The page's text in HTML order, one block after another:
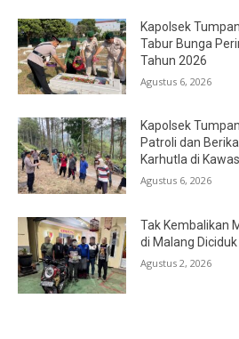
Kapolsek
Tabur Bunga
Tahun 2026
Agustus 6, 2026
Kapolsek
Patroli dan
Karhutla di
Agustus 6, 2026
Tak Kembalikan
di Malang Diciduk
Agustus 2, 2026